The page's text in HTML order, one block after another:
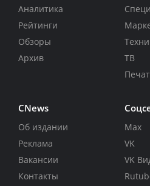
Аналитика
Рейтинги
Обзоры
Архив
ТВ
CNews
Об издании
Реклама
Вакансии
Контакты
Max
VK
VK